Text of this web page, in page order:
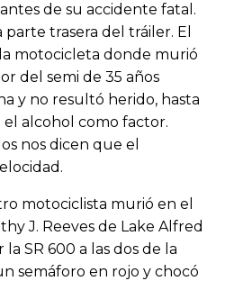
de su accidente fatal.
trasera del tráiler. El
motocicleta donde murió
del semi de 35 años
y no resultó herido, hasta
el alcohol como factor.
nos dicen que el
motociclista murió en el
J. Reeves de Lake Alfred
SR 600 a las dos de la
semáforo en rojo y chocó